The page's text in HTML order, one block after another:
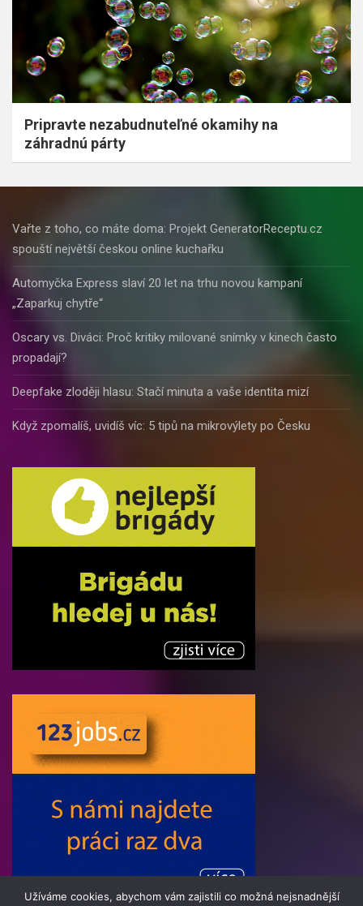
Pripravte nezabudnuteľné okamihy na
záhradnú párty
Vařte z toho, co máte doma: Projekt GeneratorReceptu.cz
spouští největší českou online kuchařku
Automyčka Express slaví 20 let na trhu novou kampaní
„Zaparkuj chytře“
Oscary vs. Diváci: Proč kritiky milované snímky v kinech často
propadají?
Deepfake zloději hlasu: Stačí minuta a vaše identita mizí
Když zpomalíš, uvidíš víc: 5 tipů na mikrovýlety po Česku
Užíváme cookies, abychom vám zajistili co možná nejsnadnější